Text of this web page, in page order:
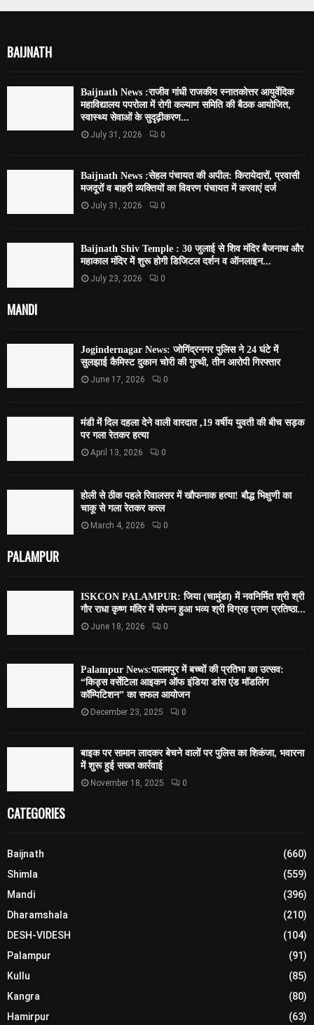
BAIJNATH
Baijnath News :राजीव गांधी राजकीय स्नातकोत्तर आयुर्वेदिक
महाविद्यालय पपरोला में रोगी कल्याण समिति की बैठक आयोजित,
स्वास्थ्य सेवाओं के सुदृढ़ीकरण...
July 31, 2026 0
Baijnath News :सेहल पंचायत की अपील: किरायेदारों, प्रवासी
मजदूरों व बाहरी व्यक्तियों का विवरण पंचायत में करवाएं दर्ज
July 31, 2026 0
Baijnath Shiv Temple : 30 जुलाई से शिव मंदिर बैजनाथ और
महाकाल मंदिर में शुरू होगी डिजिटल दर्शन व ऑनलाइन...
July 23, 2026 0
MANDI
Jogindernagar News: जोगिंद्रनगर पुलिस ने 24 घंटे में
सुलझाई कैमिस्ट दुकान चोरी की गुत्थी, तीन आरोपी गिरफ्तार
June 17, 2026 0
मंडी में दिल दहला देने वाली वारदात ,19 वर्षीय युवती की बीच सड़क
पर गला रेतकर हत्या
April 13, 2026 0
होली से ठीक पहले रिवालसर में खौफनाक हत्या! बौद्ध भिक्षुणी का
चाकू से गला रेतकर कत्ल
March 4, 2026 0
PALAMPUR
ISKCON PALAMPUR: जिया (चामुंडा) में नवनिर्मित श्री श्री
गौर राधा कृष्ण मंदिर में संपन्न हुआ भव्य श्री विग्रह प्राण प्रतिष्ठा...
June 18, 2026 0
Palampur News:पालमपुर में बच्चों की प्रतिभा का उत्सव:
“किड्स वर्सेटिला आइकन ऑफ इंडिया डांस एंड मॉडलिंग
कॉम्पिटिशन” का सफल आयोजन
December 23, 2025 0
बाइक पर सामान लादकर बेचने वालों पर पुलिस का शिकंजा, भवारना
में शुरू हुई सख्त कार्रवाई
November 18, 2025 0
CATEGORIES
Baijnath
(660)
Shimla
(559)
Mandi
(396)
Dharamshala
(210)
DESH-VIDESH
(104)
Palampur
(91)
Kullu
(85)
Kangra
(80)
Hamirpur
(63)